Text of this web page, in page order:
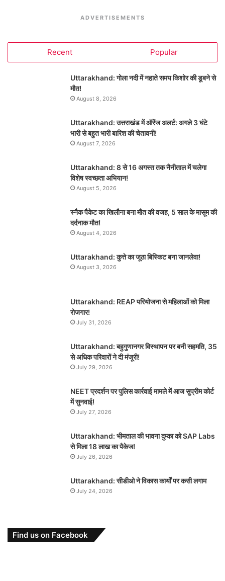
ADVERTISEMENTS
Recent Popular
Uttarakhand: गोला नदी में नहाते समय किशोर की डूबने से
मौत!
August 8, 2026
Uttarakhand: उत्तराखंड में ऑरेंज अलर्ट: अगले 3 घंटे
भारी से बहुत भारी बारिश की चेतावनी!
August 7, 2026
Uttarakhand: 8 से 16 अगस्त तक नैनीताल में चलेगा
विशेष स्वच्छता अभियान!
August 5, 2026
स्नैक पैकेट का खिलौना बना मौत की वजह, 5 साल के मासूम की
दर्दनाक मौत!
August 4, 2026
Uttarakhand: कुत्ते का जूठा बिस्किट बना जानलेवा!
August 3, 2026
Uttarakhand: REAP परियोजना से महिलाओं को मिला
रोजगार!
July 31, 2026
Uttarakhand: बहुगुणानगर विस्थापन पर बनी सहमति, 35
से अधिक परिवारों ने दी मंजूरी!
July 29, 2026
NEET प्रदर्शन पर पुलिस कार्रवाई मामले में आज सुप्रीम कोर्ट
में सुनवाई!
July 27, 2026
Uttarakhand: भीमताल की भावना दुम्का को SAP Labs
से मिला 18 लाख का पैकेज!
July 26, 2026
Uttarakhand: सीडीओ ने विकास कार्यों पर कसी लगाम
July 24, 2026
Find us on Facebook